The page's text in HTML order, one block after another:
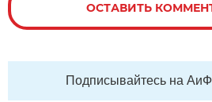
ОСТАВИТЬ
Подписывайтесь на